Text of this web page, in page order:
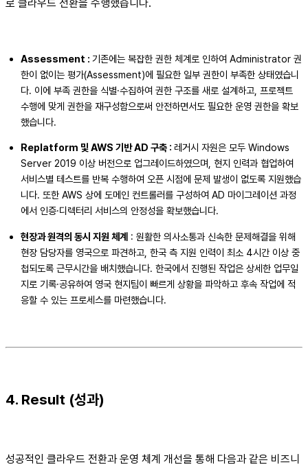
로 클라우드 전환을 수행했습니다.
Assessment : 기존에는 복잡한 권한 체계로 인하여 Administrator 권
한이 없이는 평가(Assessment)에 필요한 일부 권한이 부족한 상태였습니
다. 이에 부족 권한을 식별·수집하여 권한 구조를 새로 설계하고, 프로젝트
수행에 맞게 권한을 재구성함으로써 안전하면서도 필요한 운영 권한을 확보
했습니다.
Replatform 및 AWS 기반 AD 구축 : 레거시 자원은 모두 Windows
Server 2019 이상 버전으로 업그레이드하였으며, 현지 인력과 협업하여
서비스별 테스트를 반복 수행하여 오픈 시점에 문제 발생이 없도록 지원했습
니다. 또한 AWS 상에 도메인 컨트롤러를 구성하여 AD 마이그레이션 과정
에서 인증·디렉터리 서비스의 안정성을 확보했습니다.
현장과 원격의 동시 지원 체계: 원활한 의사소통과 신속한 문제해결을 위해
현장 담당자를 영국으로 파견하고, 한국 측 지원 인력이 최소 4시간 이상 중
첩되도록 근무시간을 배치했습니다. 한국에서 진행된 작업은 상세한 업무일
지로 기록·공유하여 영국 현지팀이 빠르게 상황을 파악하고 후속 작업에 적
응할 수 있는 프로세스를 마련했습니다.
4. Result (성과)
성공적인 클라우드 전환과 운영 체계 개선을 통해 다음과 같은 비즈니